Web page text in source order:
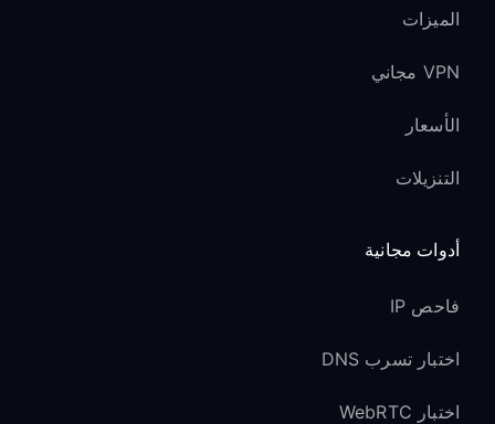
الميزات
VPN مجاني
الأسعار
التنزيلات
أدوات مجانية
فاحص IP
اختبار تسرب DNS
اختبار WebRTC